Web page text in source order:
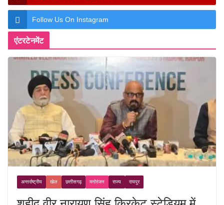
Follow Us On Instagram
एंटरटेनमेंट
अन्तर्राष्ट्रीय खेल छत्तीसगढ़ मनोरंजन राज्य रायपुर